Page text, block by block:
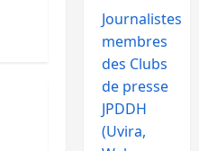
Journalistes
membres
des Clubs
de presse
JPDDH
(Uvira,